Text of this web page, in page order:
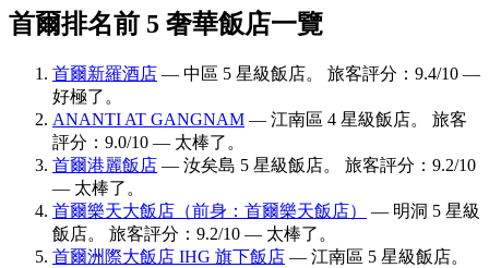
首爾排名前 5 奢華飯店一覽
首爾新羅酒店 — 中區 5 星級飯店。 旅客評分：9.4/10 —
好極了。
ANANTI AT GANGNAM — 江南區 4 星級飯店。 旅客
評分：9.0/10 — 太棒了。
首爾港麗飯店 — 汝矣島 5 星級飯店。 旅客評分：9.2/10
— 太棒了。
首爾樂天大飯店（前身：首爾樂天飯店）
— 明洞 5 星級
飯店。 旅客評分：9.2/10 — 太棒了。
首爾洲際大飯店 IHG 旗下飯店 — 江南區 5 星級飯店。